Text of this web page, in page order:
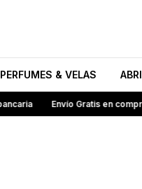
PERFUMES & VELAS
Envío Gratis en compra